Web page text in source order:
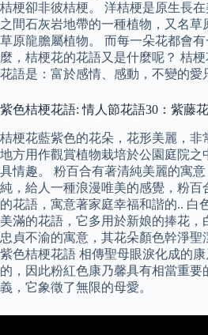
桔梗卻非彼桔梗。 洋桔梗是原生長
之間石灰岩地帶的一種植物，又名草
草原龍膽屬植物。 而每一朵花都會
麼，桔梗花的花語又是什麼呢？ 桔
花語是：富於感情、感動，不變的愛
紫色桔梗花語: 情人節花語30：紫藤花
桔梗花藍紫色的花朵，花形美麗，非
地方用作觀賞植物栽培於公園庭院之
具情趣。 粉百合有著清純美麗的寓
純，給人一種浪漫唯美的感覺，粉百
的花語，寓意著家庭幸福和諧的.. 白
美滿的花語，它多用於新娘的捧花，
忠貞不渝的寓意，其花朵顏色幹淨聖
紫色桔梗花語 相傳聖母眼淚化成的
的，因此粉紅色康乃馨具有相當重要
義，它象徵了無限的母愛。